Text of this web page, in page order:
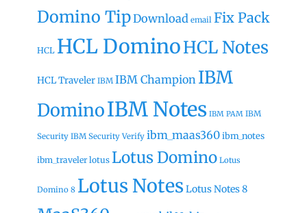
Domino TipDownload email Fix Pack
HCL HCL DominoHCL Notes
HCL Traveler IBM IBM Champion IBM
DominoIBM Notes IBM PAM IBM
Security IBM Security Verify ibm_maas360ibm_notes
ibm_traveler lotus Lotus Domino Lotus
Domino 8 Lotus Notes Lotus Notes 8